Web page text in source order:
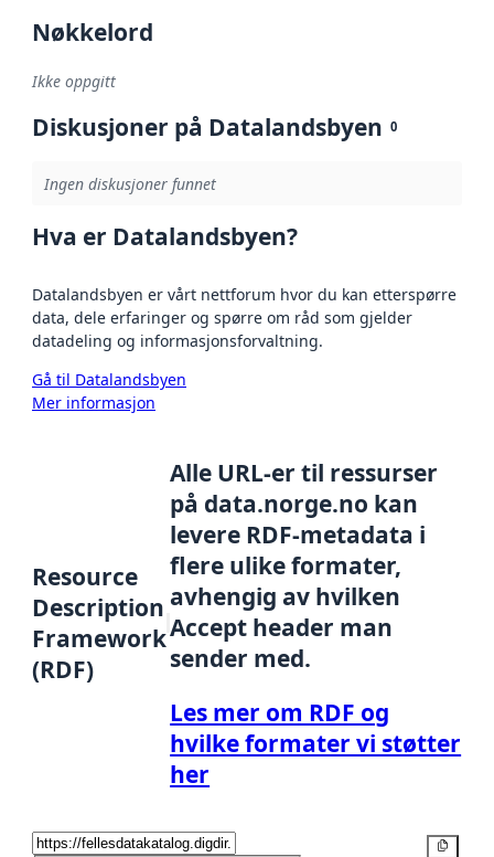
Nøkkelord
Ikke oppgitt
Diskusjoner på Datalandsbyen 0
Ingen diskusjoner funnet
Hva er Datalandsbyen?
Datalandsbyen er vårt nettforum hvor du kan etterspørre
data, dele erfaringer og spørre om råd som gjelder
datadeling og informasjonsforvaltning.
Gå til Datalandsbyen
Mer informasjon
Resource
Description
Framework
(RDF)
Alle URL-er til ressurser
på data.norge.no kan
levere RDF-metadata i
flere ulike formater,
avhengig av hvilken
Accept header man
sender med.
Les mer om RDF og
hvilke formater vi støtter
her